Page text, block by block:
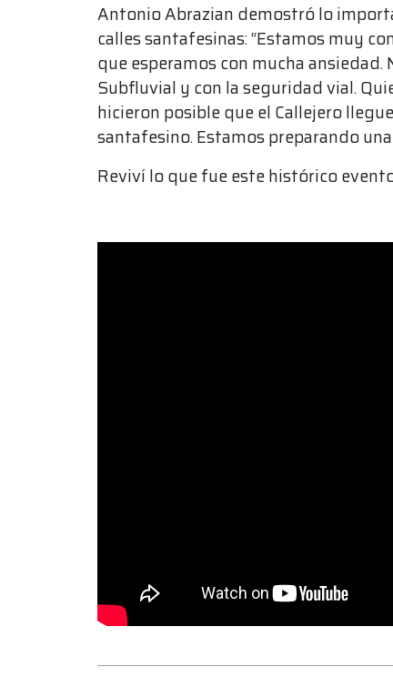
Antonio Abrazian demostró lo
calles santafesinas: “Estamos muy
que esperamos con mucha
Subfluvial y con la seguridad vial.
hicieron posible que el Callejero
santafesino. Estamos preparando
Reviví lo que fue este histórico